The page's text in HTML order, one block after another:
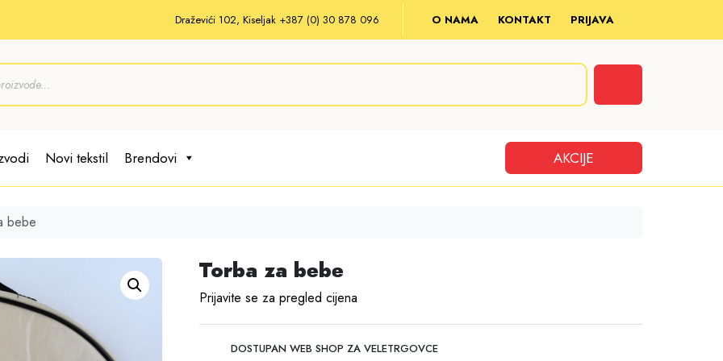
Draževići 102, Kiseljak +387 (0) 30 878 096 O NAMA KONTAKT PRIJAVA
Novi tekstil AKCIJE
Brendovi
bebe
Torba za bebe
Prijavite se za pregled cijena
DOSTUPAN WEB SHOP ZA VELETRGOVCE